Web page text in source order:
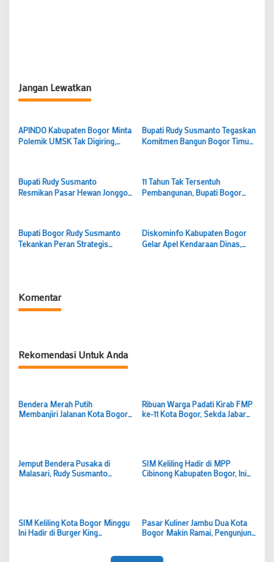
Jangan Lewatkan
APINDO Kabupaten Bogor Minta
Polemik UMSK Tak Digiring,
Bupati Rudy Susmanto Tegaskan
Komitmen Bangun Bogor Timur
Bupati Rudy Susmanto
Resmikan Pasar Hewan Jonggol,
11 Tahun Tak Tersentuh
Pembangunan, Bupati Bogor
Bupati Bogor Rudy Susmanto
Tekankan Peran Strategis
Diskominfo Kabupaten Bogor
Gelar Apel Kendaraan Dinas,
Komentar
Rekomendasi Untuk Anda
Bendera Merah Putih
Membanjiri Jalanan Kota Bogor,
Ribuan Warga Padati Kirab FMP
ke-11 Kota Bogor, Sekda Jabar
Jemput Bendera Pusaka di
Malasari, Rudy Susmanto
SIM Keliling Hadir di MPP
Cibinong Kabupaten Bogor, Ini
SIM Keliling Kota Bogor Minggu
Ini Hadir di Burger King
Pasar Kuliner Jambu Dua Kota
Bogor Makin Ramai, Pengunjung